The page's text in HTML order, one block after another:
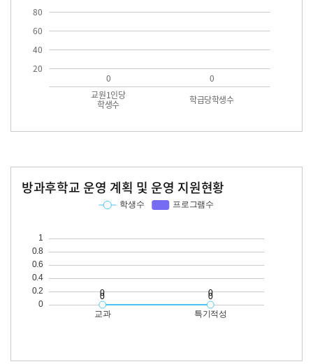
20
40
60
80
교원1인당
학생수 학급당학생수
0 0
방과후학교 운영 계획 및 운영 지원현황